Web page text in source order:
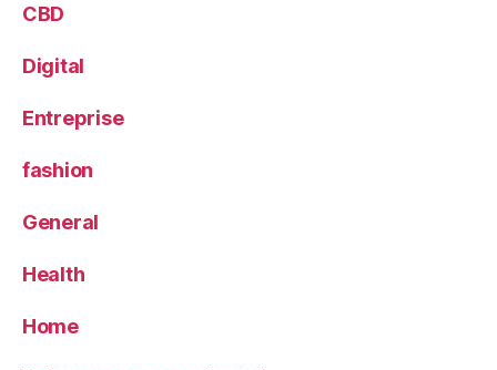
CBD
Digital
Entreprise
fashion
General
Health
Home